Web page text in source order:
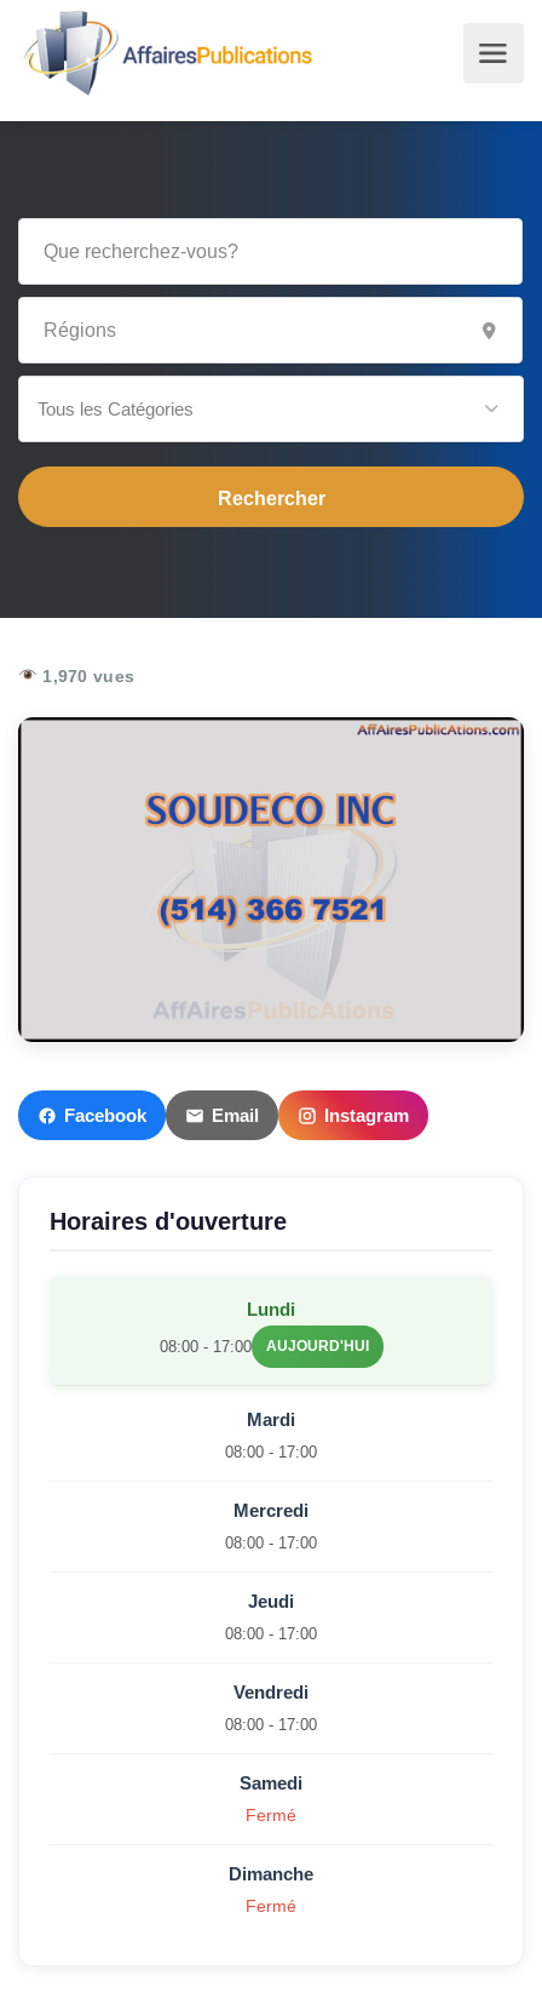
Tous les Catégories
1,970 vues
Facebook Email Instagram
Horaires d'ouverture
Lundi
08:00 - 17:00 AUJOURD'HUI
Mardi
08:00 - 17:00
Mercredi
08:00 - 17:00
Jeudi
08:00 - 17:00
Vendredi
08:00 - 17:00
Samedi
Fermé
Dimanche
Fermé